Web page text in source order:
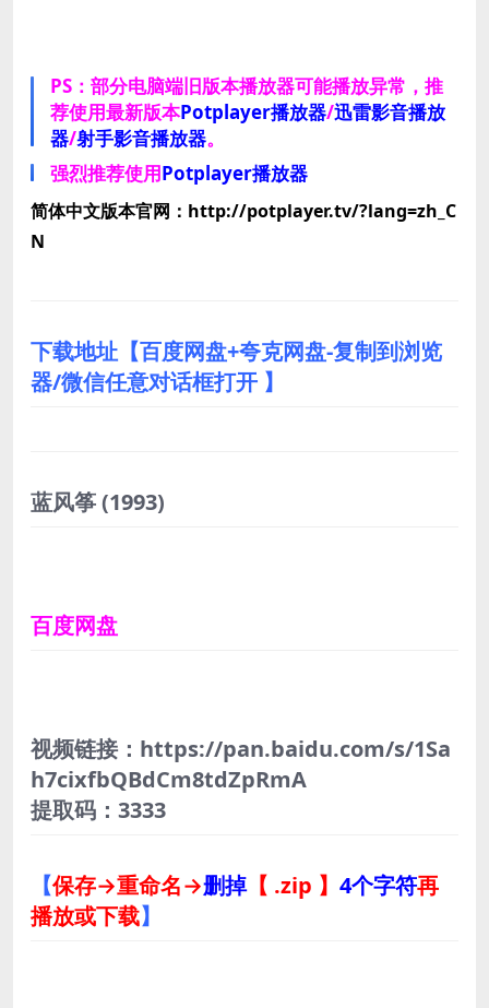
PS：部分电脑端旧版本播放器可能播放异常，推
荐使用最新版本Potplayer播放器/迅雷影音播放
器/射手影音播放器。
强烈推荐使用Potplayer播放器
简体中文版本官网：http://potplayer.tv/?lang=zh_C
N
下载地址【百度网盘+夸克网盘-复制到浏览
器/微信任意对话框打开 】
蓝风筝(1993)
百度网盘
视频链接：https://pan.baidu.com/s/1Sa
h7cixfbQBdCm8tdZpRmA
提取码：3333
【保存→重命名→删掉【 .zip 】 4个字符再
播放或下载】